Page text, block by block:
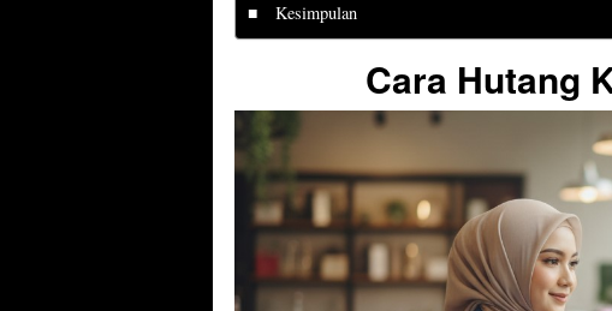
Kesimpulan
Cara Hutang